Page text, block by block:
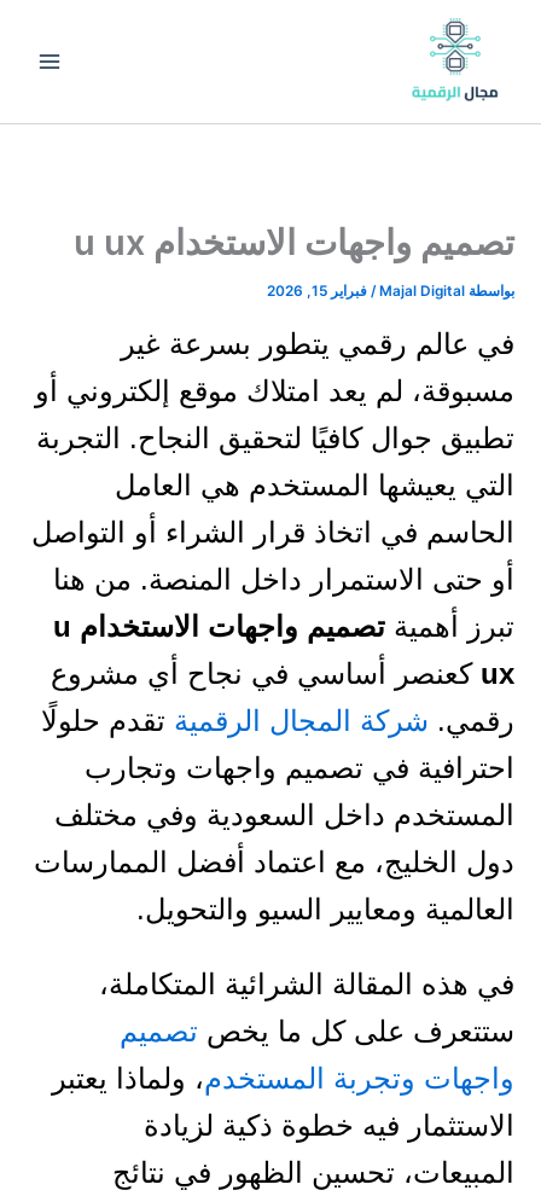
تصميم واجهات الاستخدام u ux
بواسطة Majal Digital
/فبراير 15, 2026
في عالم رقمي يتطور بسرعة غير
مسبوقة، لم يعد امتلاك موقع إلكتروني أو
تطبيق جوال كافيًا لتحقيق النجاح. التجربة
التي يعيشها المستخدم هي العامل
الحاسم في اتخاذ قرار الشراء أو التواصل
أو حتى الاستمرار داخل المنصة. من هنا
تبرز أهمية
تصميم واجهات الاستخدام u
ux كعنصر أساسي في نجاح أي مشروع
رقمي. شركة المجال الرقمية تقدم حلولًا
احترافية في تصميم واجهات وتجارب
المستخدم داخل السعودية وفي مختلف
دول الخليج، مع اعتماد أفضل الممارسات
العالمية ومعايير السيو والتحويل.
في هذه المقالة الشرائية المتكاملة،
ستتعرف على كل ما يخص تصميم
واجهات وتجربة المستخدم، ولماذا يعتبر
الاستثمار فيه خطوة ذكية لزيادة
المبيعات، تحسين الظهور في نتائج